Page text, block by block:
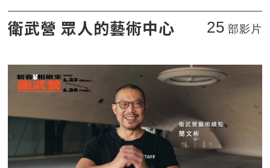
衛武營藝術總監 祝大家鼠年行大運！
衛武營 眾人的藝術中心 25 部影片